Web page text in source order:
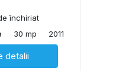
închiriat
30 mp 2011
detalii